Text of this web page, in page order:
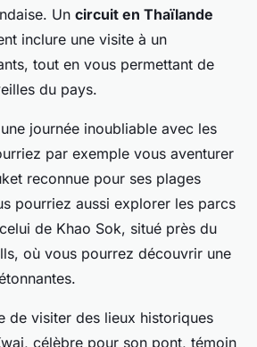
Un circuit en Thaïlande
inclure une visite à un
tout en vous permettant de
du pays.
journée inoubliable avec les
par exemple vous aventurer
reconnue pour ses plages
pourriez aussi explorer les parcs
de Khao Sok, situé près du
où vous pourrez découvrir une
de visiter des lieux historiques
célèbre pour son pont, témoin